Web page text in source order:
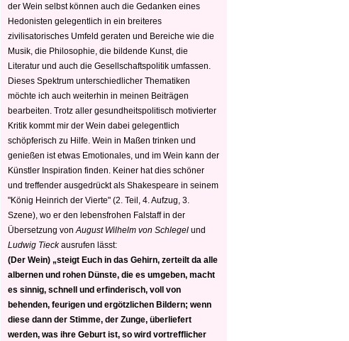
der Wein selbst können auch die Gedanken eines
Hedonisten gelegentlich in ein breiteres
zivilisatorisches Umfeld geraten und Bereiche wie die
Musik, die Philosophie, die bildende Kunst, die
Literatur und auch die Gesellschaftspolitik umfassen.
Dieses Spektrum unterschiedlicher Thematiken
möchte ich auch weiterhin in meinen Beiträgen
bearbeiten. Trotz aller gesundheitspolitisch motivierter
Kritik kommt mir der Wein dabei gelegentlich
schöpferisch zu Hilfe. Wein in Maßen trinken und
genießen ist etwas Emotionales, und im Wein kann der
Künstler Inspiration finden. Keiner hat dies schöner
und treffender ausgedrückt als Shakespeare in seinem
"König Heinrich der Vierte" (2. Teil, 4. Aufzug, 3.
Szene), wo er den lebensfrohen Falstaff in der
Übersetzung von August Wilhelm von Schlegel und
Ludwig Tieckausrufen lässt:
(Der Wein) „steigt Euch in das Gehirn, zerteilt da alle
albernen und rohen Dünste, die es umgeben, macht
es sinnig, schnell und erfinderisch, voll von
behenden, feurigen und ergötzlichen Bildern; wenn
diese dann der Stimme, der Zunge, überliefert
werden, was ihre Geburt ist, so wird vortrefflicher